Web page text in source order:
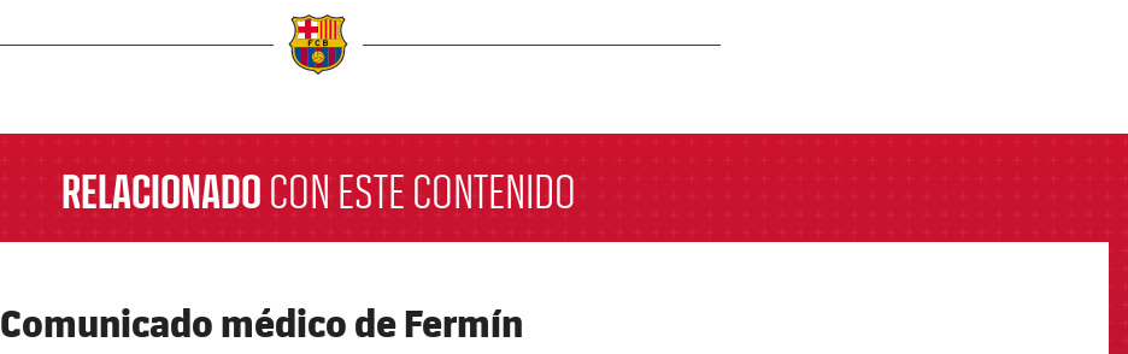
RELACIONADO CON ESTE CONTENIDO
Comunicado médico de Fermín